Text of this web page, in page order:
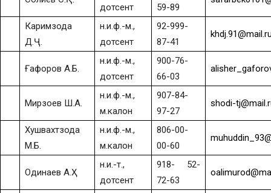
дотсент
59-89
Каримзода
Д.Ҷ.
н.и.ф.-м.,
дотсент
92-999-
87-41
Ғафоров А.Б.
н.и.ф.-м.,
дотсент
900-76-
66-03
Мирзоев Ш.А.
н.и.ф.-м.,
м.калон
907-84-
97-27
shodi-
Хушвахтзода
М.Б.
н.и.ф.-м.,
м.калон
806-00-
00-60
Одинаев А.Ҳ
н.и.-т.,
дотсент
918- 52-
72-63